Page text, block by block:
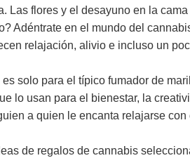
Las flores y el desayuno en la
Adéntrate en el mundo del
relajación, alivio e incluso un
solo para el típico fumador de
lo usan para el bienestar, la
a quien le encanta relajarse
de regalos de cannabis